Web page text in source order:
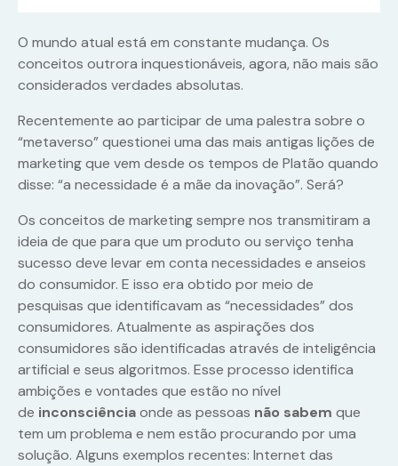
O mundo atual está em constante mudança. Os
conceitos outrora inquestionáveis, agora, não mais são
considerados verdades absolutas.
Recentemente ao participar de uma palestra sobre o
“metaverso” questionei uma das mais antigas lições de
marketing que vem desde os tempos de Platão quando
disse: “a necessidade é a mãe da inovação”. Será?
Os conceitos de marketing sempre nos transmitiram a
ideia de que para que um produto ou serviço tenha
sucesso deve levar em conta necessidades e anseios
do consumidor. E isso era obtido por meio de
pesquisas que identificavam as “necessidades” dos
consumidores. Atualmente as aspirações dos
consumidores são identificadas através de inteligência
artificial e seus algoritmos. Esse processo identifica
ambições e vontades que estão no nível
de inconsciênciaonde as pessoas não sabem que
tem um problema e nem estão procurando por uma
solução. Alguns exemplos recentes: Internet das